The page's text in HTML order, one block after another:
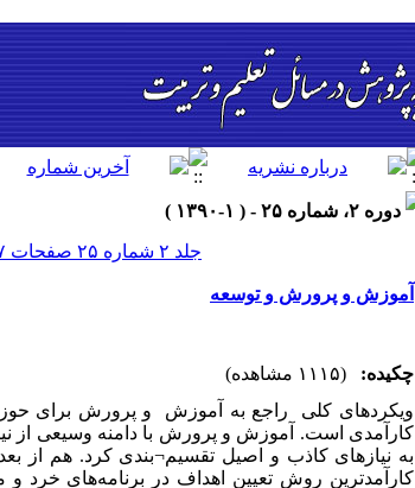
دوره ۲، شماره ۲۵ - ( ۱-۱۳۹۰ )
جلد ۲ شماره ۲۵ صفحات ۹۷-۸۳
آموزش و پرورش و توسعه
چکیده:
(۱۱۱۵ مشاهده)
ویکردهای کلی راجع به آموزش و پرورش برای
کارآمدی است. آموزش و پرورش با دامنه وسیعی از
به نیازهای کاذب و اصیل تقسیم¬بندی کرد. هم از
کارآمدترین‌ روش‌ تعیین‌ اهداف‌ در برنامه‌های‌ خرد